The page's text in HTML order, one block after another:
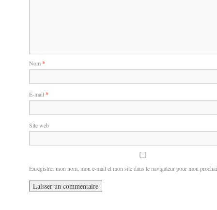
Nom*
E-mail *
Site web
Enregistrer mon nom, mon e-mail et mon site dans le navigateur pour mon